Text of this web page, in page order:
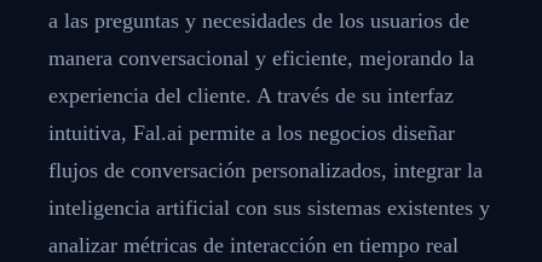
a las preguntas y necesidades de los usuarios de
manera conversacional y eficiente, mejorando la
experiencia del cliente. A través de su interfaz
intuitiva, Fal.ai permite a los negocios diseñar
flujos de conversación personalizados, integrar la
inteligencia artificial con sus sistemas existentes y
analizar métricas de interacción en tiempo real